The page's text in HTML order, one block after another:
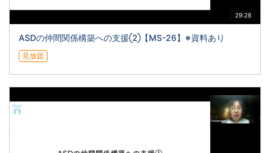
29:28
ASDの仲間関係構築への支援②【MS-26】※資料あり
見放題